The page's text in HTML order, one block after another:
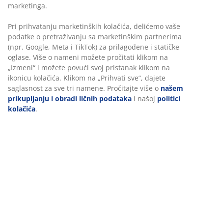
Uputstvo za montažu
Tehnički podaci
Recenzije
11)
podatke o pretraživanju sa marketinškim partnerima
(npr. Google, Meta i TikTok) za prilagođene i statičke
oglase. Više o nameni možete pročitati klikom na
„Izmeni“ i možete povući svoj pristanak klikom na
ikonicu kolačića. Klikom na „Prihvati sve“, dajete
saglasnost za sve tri namene. Pročitajte više onašem
prikupljanju i obradi ličnih podatakai našojpolitici
kolačića.